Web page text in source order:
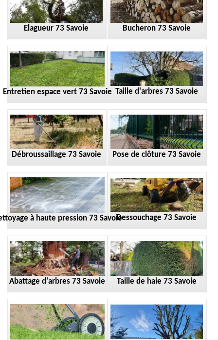
Elagueur 73 Savoie Bucheron 73 Savoie
Entretien espace vert 73 Savoie Taille d'arbres 73 Savoie
Débroussaillage 73 Savoie Pose de clôture 73 Savoie
à haute pression 73 SavoieDessouchage 73 Savoie
Abattage d'arbres 73 Savoie Taille de haie 73 Savoie